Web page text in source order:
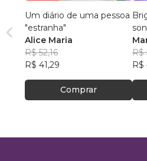
Um diário de uma pessoa
"estranha"
Alice Maria
R$ 52,16
R$ 41,29
Comprar
R$
R$